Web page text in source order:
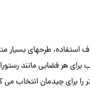
طرحهای بسیار
هر فضایی مانند
برای چیدمان انتخاب می